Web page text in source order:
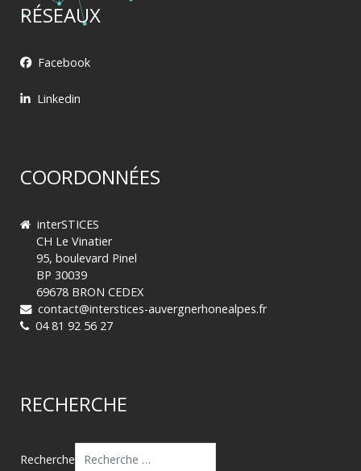
RÉSEAUX
Facebook
Linkedin
COORDONNÉES
interSTICES
CH Le Vinatier
95, boulevard Pinel
BP 30039
69678 BRON CEDEX
contact@interstices-auvergnerhonealpes.fr
04 81 92 56 27
RECHERCHE
Recherche